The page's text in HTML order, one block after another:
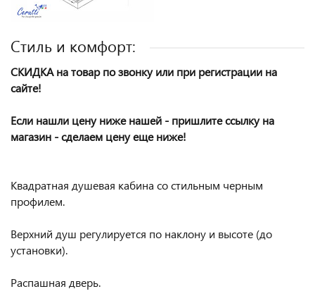
Стиль и комфорт:
СКИДКА на товар по звонку или при регистрации на
сайте!
Если нашли цену ниже нашей - пришлите ссылку на
магазин - сделаем цену еще ниже!
Квадратная душевая кабина со стильным черным
профилем.
Верхний душ регулируется по наклону и высоте (до
установки).
Распашная дверь.